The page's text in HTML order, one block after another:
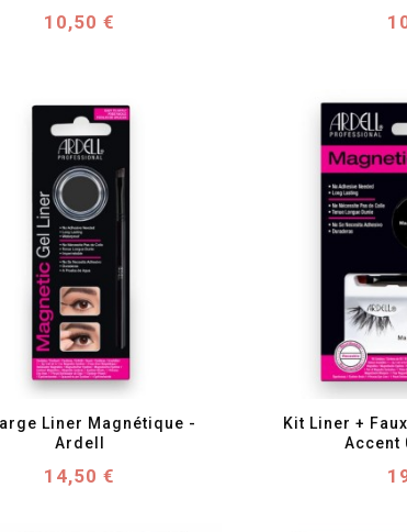
Prix
10,50 €
favorite_border visibility
Liner Magnétique -
Ardell
Prix
14,50 €
Kit Liner +
Accent